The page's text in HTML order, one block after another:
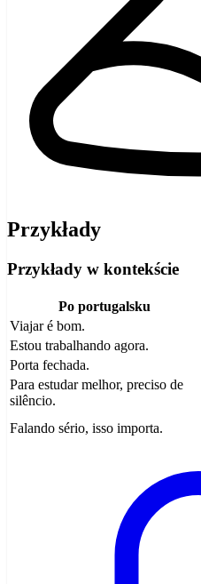
Przykłady
Przykłady w kontekście
Po portugalsku
Viajar é bom.
Estou trabalhando agora.
Porta fechada.
Para estudar melhor, preciso de
silêncio.
Falando sério, isso importa.